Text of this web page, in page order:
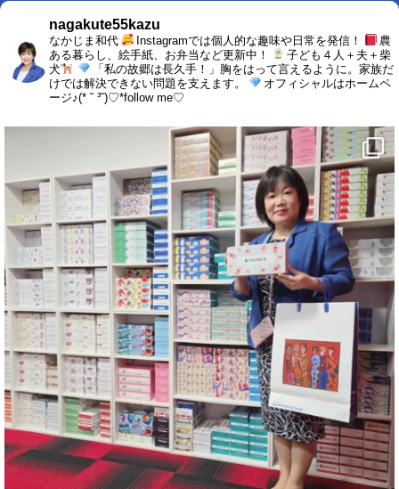
nagakute55kazu
なかじま和代 Instagramでは個人的な趣味や日常を発信！
農
ある暮らし、絵手紙、お弁当など更新中！
子ども４人＋夫＋柴
犬
「私の故郷は長久手！」胸をはって言えるように。家族だ
けでは解決できない問題を支えます。
オフィシャルはホームペ
ージ♪(* ˘ ³˘)♡*follow me♡